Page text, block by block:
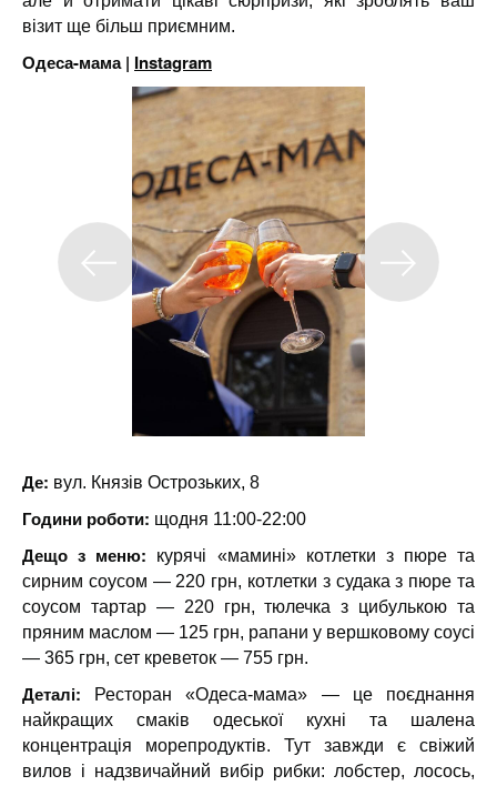
візит ще більш приємним.
Одеса-мама | Instagram
Де: вул. Князів Острозьких, 8
Години роботи: щодня 11:00-22:00
Дещо з меню:
курячі «мамині» котлетки з пюре та
сирним соусом — 220 грн, котлетки з судака з пюре та
соусом тартар — 220 грн, тюлечка з цибулькою та
пряним маслом — 125 грн, рапани у вершковому соусі
— 365 грн, сет креветок — 755 грн.
Деталі: Ресторан «Одеса-мама» — це поєднання
найкращих смаків одеської кухні та шалена
концентрація морепродуктів. Тут завжди є свіжий
вилов і надзвичайний вибір рибки: лобстер, лосось,